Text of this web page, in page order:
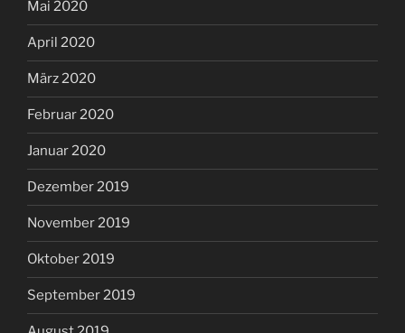
Mai 2020
April 2020
März 2020
Februar 2020
Januar 2020
Dezember 2019
November 2019
Oktober 2019
September 2019